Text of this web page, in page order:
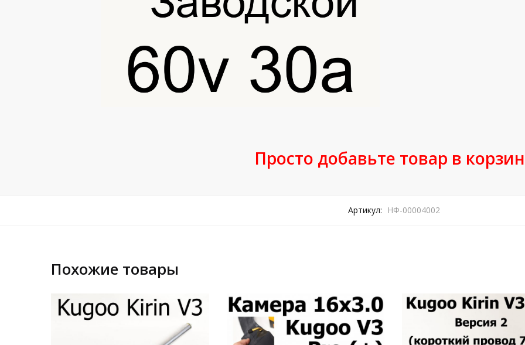
Просто добавьте товар в
Артикул: НФ-00004002
Похожие товары